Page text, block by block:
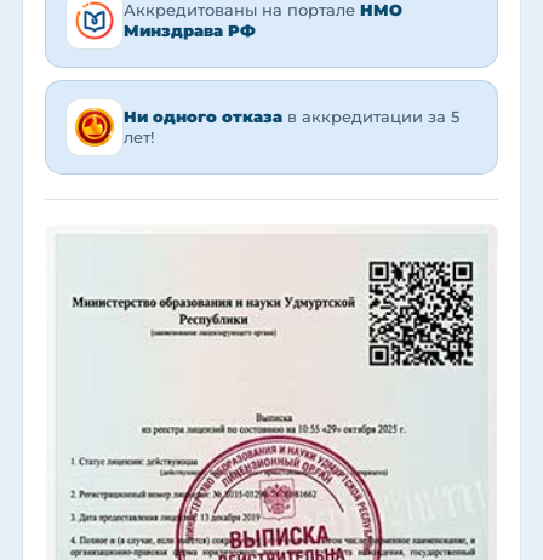
Аккредитованы на портале НМО
Минздрава РФ
Ни одного отказа в аккредитации за 5
лет!